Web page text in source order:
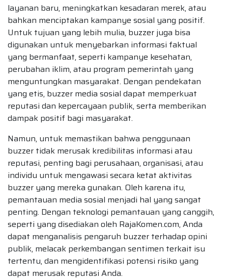
layanan baru, meningkatkan kesadaran merek, atau
bahkan menciptakan kampanye sosial yang positif.
Untuk tujuan yang lebih mulia, buzzer juga bisa
digunakan untuk menyebarkan informasi faktual
yang bermanfaat, seperti kampanye kesehatan,
perubahan iklim, atau program pemerintah yang
menguntungkan masyarakat. Dengan pendekatan
yang etis, buzzer media sosial dapat memperkuat
reputasi dan kepercayaan publik, serta memberikan
dampak positif bagi masyarakat.
Namun, untuk memastikan bahwa penggunaan
buzzer tidak merusak kredibilitas informasi atau
reputasi, penting bagi perusahaan, organisasi, atau
individu untuk mengawasi secara ketat aktivitas
buzzer yang mereka gunakan. Oleh karena itu,
pemantauan media sosial menjadi hal yang sangat
penting. Dengan teknologi pemantauan yang canggih,
seperti yang disediakan oleh RajaKomen.com, Anda
dapat menganalisis pengaruh buzzer terhadap opini
publik, melacak perkembangan sentimen terkait isu
tertentu, dan mengidentifikasi potensi risiko yang
dapat merusak reputasi Anda.